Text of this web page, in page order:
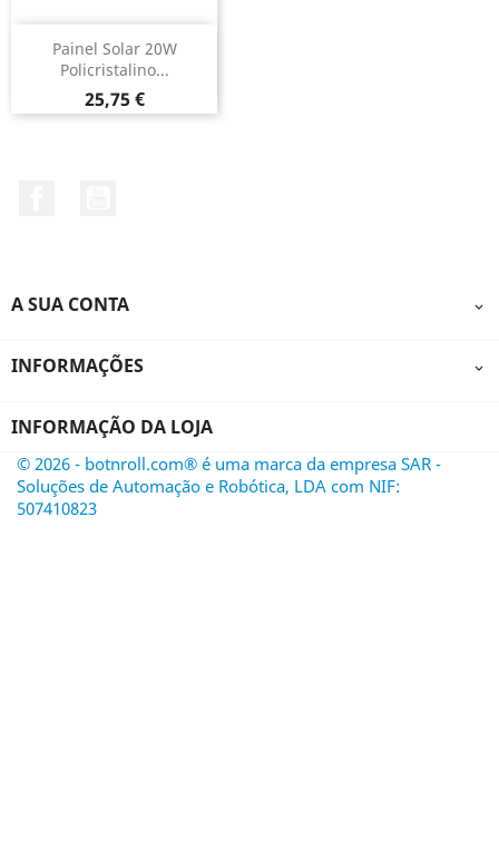
Painel Solar 20W
Policristalino...
Preço
25,75 €
A SUA CONTA 
INFORMAÇÕES 
INFORMAÇÃO DA LOJA
© 2026 - botnroll.com® é uma marca da empresa SAR -
Soluções de Automação e Robótica, LDA com NIF:
507410823